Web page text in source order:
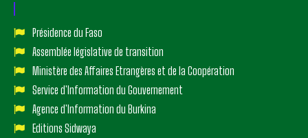
Présidence du Faso
Assemblée législative de transition
Ministère des Affaires Etrangères et de la Coopération
Service d'Information du Gouvernement
Agence d'Information du Burkina
Editions Sidwaya